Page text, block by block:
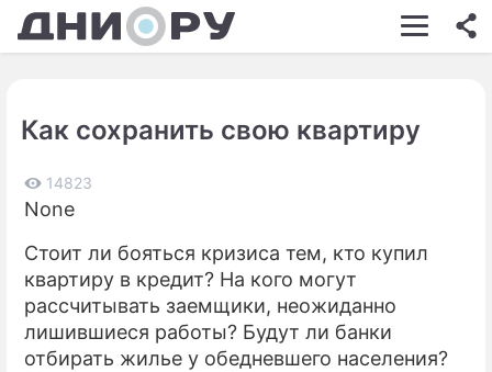
ШОУ-БИЗНЕС
КИНО
ЭКОНОМИКА
ПРОИСШЕСТВИЯ
СОННИК
Как сохранить свою квартиру
14823
None
Стоит ли бояться кризиса тем, кто купил
квартиру в кредит? На кого могут
рассчитывать заемщики, неожиданно
лишившиеся работы? Будут ли банки
отбирать жилье у обедневшего населения?